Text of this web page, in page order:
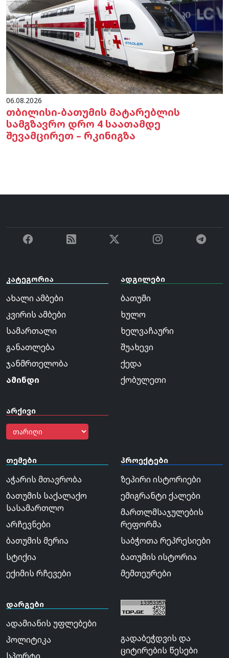
06.08.2026
თბილისი-ბათუმის მატარებლის
სამგზავრო დრო 4 საათამდე
შევამცირეთ – რკინიგზა
კატეგორია
ახალი ამბები
კვირის ამბები
სამართალი
განათლება
ჯანმრთელობა
ამინდი
არქივი
ადგილები
ბათუმი
ხულო
ხელვაჩაური
შუახევი
ქედა
ქობულეთი
თემები
აჭარის მთავრობა
ბათუმის საქალაქო
სასამართლო
არჩევნები
ბათუმის მერია
სტიქია
ექიმის რჩევები
პროექტები
ზეპირი ისტორიები
ემიგრანტი ქალები
მართლმსაჯულების
რეფორმა
საბჭოთა რეპრესიები
ბათუმის ისტორია
მემთეურები
დარგები
ადამიანის უფლებები
პოლიტიკა
გადაბეჭდვის და
ციტირების წესები